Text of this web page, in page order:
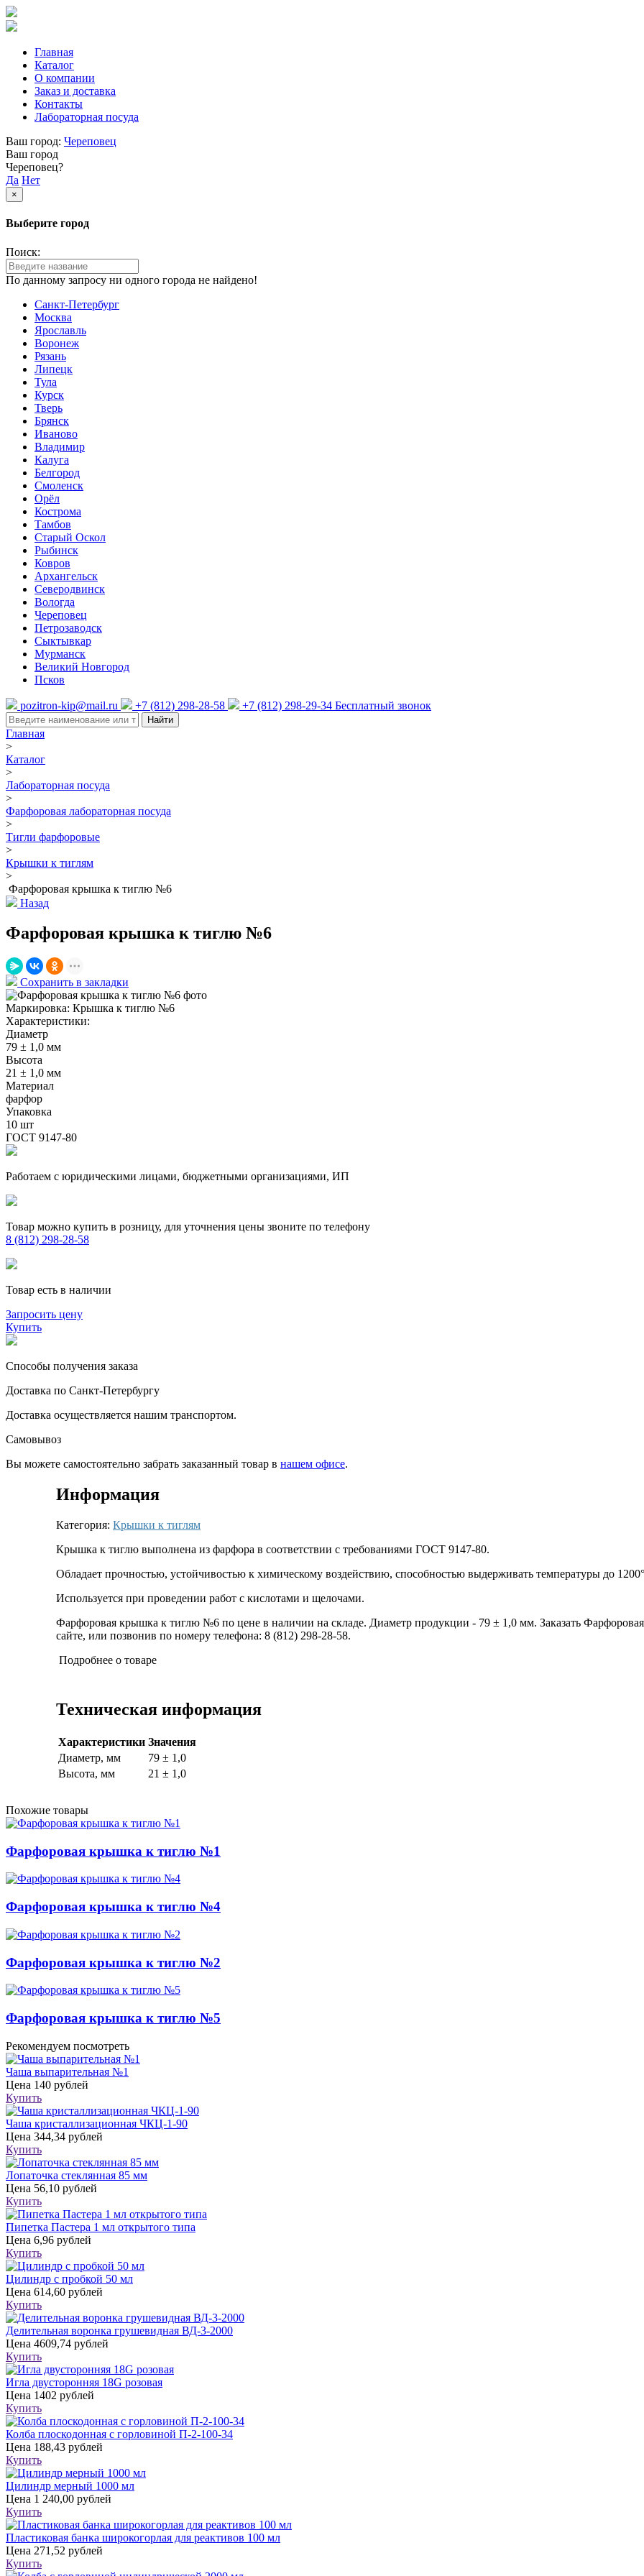
Главная
Каталог
О компании
Заказ и доставка
Контакты
Лабораторная посуда
Ваш город: Череповец
Ваш город
Череповец?
Да Нет
×
Выберите город
Поиск:
По данному запросу ни одного города не найдено!
Санкт-Петербург
Москва
Ярославль
Воронеж
Рязань
Липецк
Тула
Курск
Тверь
Брянск
Иваново
Владимир
Калуга
Белгород
Смоленск
Орёл
Кострома
Тамбов
Старый Оскол
Рыбинск
Ковров
Архангельск
Северодвинск
Вологда
Череповец
Петрозаводск
Сыктывкар
Мурманск
Великий Новгород
Псков
pozitron-kip@mail.ru +7 (812) 298-28-58 +7 (812) 298-29-34 Бесплатный звонок
Найти
Главная
>
Каталог
>
Лабораторная посуда
>
Фарфоровая лабораторная посуда
>
Тигли фарфоровые
>
Крышки к тиглям
>
Фарфоровая крышка к тиглю №6
Назад
Фарфоровая крышка к тиглю №6
Сохранить в закладки
Маркировка: Крышка к тиглю №6
Характеристики:
Диаметр
79 ± 1,0 мм
Высота
21 ± 1,0 мм
Материал
фарфор
Упаковка
10 шт
ГОСТ 9147-80
Работаем с юридическими лицами, бюджетными организациями, ИП
Товар можно купить в розницу, для уточнения цены звоните по телефону
8 (812) 298-28-58
Товар есть в наличии
Запросить цену
Купить
Способы получения заказа
Доставка по Санкт-Петербургу
Доставка осуществляется нашим транспортом.
Самовывоз
Вы можете самостоятельно забрать заказанный товар в нашем офисе.
Информация
Категория: Крышки к тиглям
Крышка к тиглю выполнена из фарфора в соответствии с требованиями ГОСТ 9147-80.
Обладает прочностью, устойчивостью к химическому воздействию, способностью выдерживать температуры до
Используется при проведении работ с кислотами и щелочами.
Фарфоровая крышка к тиглю №6 по цене в наличии на складе. Диаметр продукции - 79 ± 1,0 мм. Заказать
сайте, или позвонив по номеру телефона: 8 (812) 298-28-58.
Подробнее о товаре
Техническая информация
Характеристики Значения
Диаметр, мм
79 ± 1,0
Высота, мм
21 ± 1,0
Похожие товары
Фарфоровая крышка к тиглю №1
Фарфоровая крышка к тиглю №4
Фарфоровая крышка к тиглю №2
Фарфоровая крышка к тиглю №5
Рекомендуем посмотреть
Чаша выпарительная №1
Цена 140 рублей
Купить
Чаша кристаллизационная ЧКЦ-1-90
Цена 344,34 рублей
Купить
Лопаточка стеклянная 85 мм
Цена 56,10 рублей
Купить
Пипетка Пастера 1 мл открытого типа
Цена 6,96 рублей
Купить
Цилиндр с пробкой 50 мл
Цена 614,60 рублей
Купить
Делительная воронка грушевидная ВД-3-2000
Цена 4609,74 рублей
Купить
Игла двусторонняя 18G розовая
Цена 1402 рублей
Купить
Колба плоскодонная с горловиной П-2-100-34
Цена 188,43 рублей
Купить
Цилиндр мерный 1000 мл
Цена 1 240,00 рублей
Купить
Пластиковая банка широкогорлая для реактивов 100 мл
Цена 271,52 рублей
Купить